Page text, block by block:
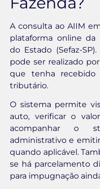
A consulta ao AIIM
plataforma online da
do Estado (Sefaz-
pode ser realizado
que tenha
tributário.
O sistema permite
auto, verificar o
acompanhar o
administrativo e
quando aplicável.
se há parcelamento
para impugnação